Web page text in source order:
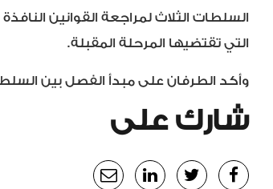
السلطات الثلاث لمراجعة القوانين
التي تقتضيها المرحلة المقبلة.
وأكد الطرفان على مبدأ الفصل بين
شارك على